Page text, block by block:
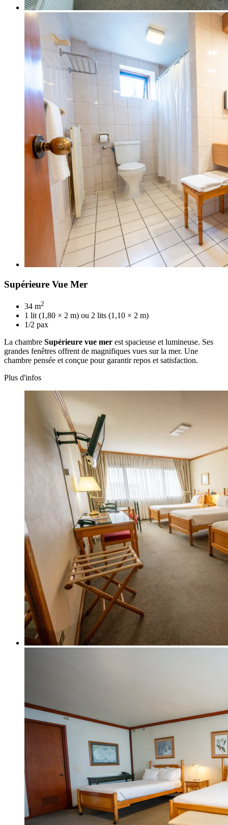
Supérieure Vue Mer
34 m2
1 lit (1,80 × 2 m) ou 2 lits (1,10 × 2 m)
1/2 pax
La chambre Supérieure vue mer est spacieuse et lumineuse. Ses
grandes fenêtres offrent de magnifiques vues sur la mer. Une
chambre pensée et conçue pour garantir repos et satisfaction.
Plus d'infos